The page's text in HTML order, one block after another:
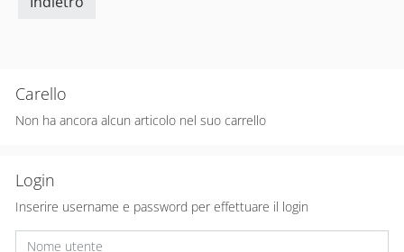
Carello
Non ha ancora alcun articolo nel suo carrello
Login
Inserire username e password per effettuare il login